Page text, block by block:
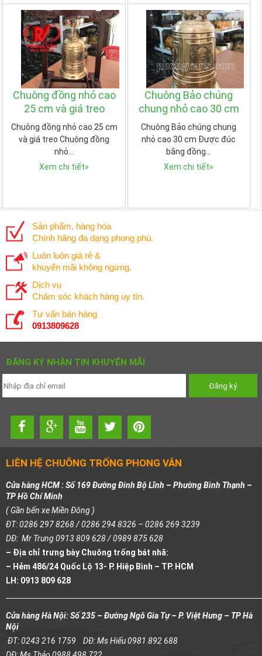
Chuông đồng nhỏ cao
25 cm và giá treo
Chuông đồng nhỏ cao 25 cm
và giá treo Chuông đồng
nhỏ…
Xem chi tiết»
Chuông Bảo chúng
chung nhỏ cao 30 cm
Chuông Bảo chúng chung
nhỏ cao 30 cm Được đúc
bằng đồng…
Xem chi tiết»
Sản phẩm, hàng hóa
Chính hãng đa dạng phong phú.
Luôn luôn giá rẻ &
khuyến mãi không ngừng.
Dịch vụ
Chăm sóc khách hàng uy tín.
Tư vấn bán hàng
0913809628
ĐĂNG KÝ NHẬN TIN KHUYẾN MÃI
LIÊN HỆ CHUÔNG TRỐNG PHONG VÂN
Cửa hàng HCM : Số 169 Đường Đinh Bộ Lĩnh – Phường Bình Thạnh –
TP Hồ Chí Minh
( Gần bến xe Miền Đông )
ĐT: 0286 297 8268 / 0286 294 8326 – 0286 269 3239
DĐ: Mr Trung 0913 809 628 / 0989 875 628
– Địa chỉ trưng bày Chuông trống bát nhã:
– Hẻm 486/24 Quốc Lộ 13- P. Hiệp Bình – TP. HCM
LH: 0913 809 628
Cửa hàng Hà Nội: Số 235 – Đường Ngô Gia Tự – P. Việt Hưng – TP Hà
Nội
ĐT: 0243 216 1759 DĐ: Ms Hiếu 0981 892 688